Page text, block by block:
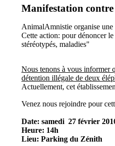
Manifestation
AnimalAmnistie organise
Cette action: pour dénoncer
stéréotypés, maladies"
Nous tenons à vous informer
détention illégale de deux
Actuellement, cet
Venez nous rejoindre pour
Date: samedi 27 février
Heure: 14h
Lieu: Parking du Zénith